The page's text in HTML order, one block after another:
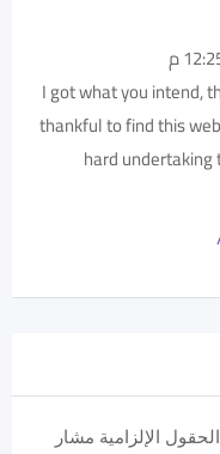
I got what you intend,
thankful to find this
hard undertaking
الحقول الإلزامية مشار